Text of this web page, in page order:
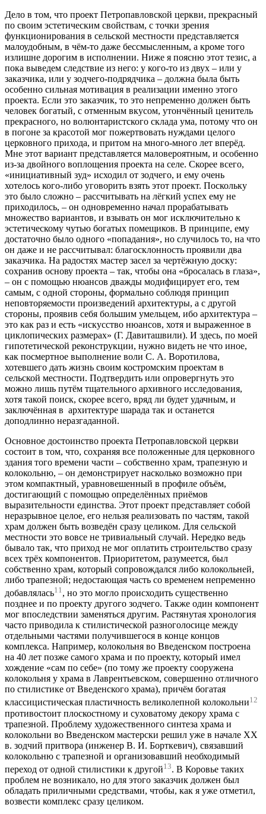
Дело в том, что проект Петропавловской церкви, прекрасный
по своим эстетическим свойствам, с точки зрения
функционирования в сельской местности представляется
малоудобным, в чём-то даже бессмысленным, а кроме того
излишне дорогим в исполнении. Ниже я поясню этот тезис, а
пока выведем следствие из него: у кого-то из двух – или у
заказчика, или у зодчего-подрядчика – должна была быть
особенно сильная мотивация в реализации именно этого
проекта. Если это заказчик, то это непременно должен быть
человек богатый, с отменным вкусом, утончённый ценитель
прекрасного, но волюнтаристского склада ума, потому что он
в погоне за красотой мог пожертвовать нуждами целого
церковного прихода, и притом на много-много лет вперёд.
Мне этот вариант представляется маловероятным, и особенно
из-за двойного воплощения проекта на селе. Скорее всего,
«инициативный зуд» исходил от зодчего, и ему очень
хотелось кого-либо уговорить взять этот проект. Поскольку
это было сложно – рассчитывать на лёгкий успех ему не
приходилось, – он одновременно начал прорабатывать
множество вариантов, и взывать он мог исключительно к
эстетическому чутью богатых помещиков. В принципе, ему
достаточно было одного «попадания», но случилось то, на что
он даже и не рассчитывал: благосклонность проявили два
заказчика. На радостях мастер засел за чертёжную доску:
сохранив основу проекта – так, чтобы она «бросалась в глаза»,
– он с помощью нюансов дважды модифицирует его, тем
самым, с одной стороны, формально соблюдя принцип
неповторяемости произведений архитектуры, а с другой
стороны, проявив себя большим умельцем, ибо архитектура –
это как раз и есть «искусство нюансов, хотя и выраженное в
циклопических размерах» (Г. Давиташвили). И здесь, по моей
гипотетической реконструкции, нужно видеть не что иное,
как посмертное выполнение воли С. А. Воротилова,
хотевшего дать жизнь своим костромским проектам в
сельской местности. Подтвердить или опровергнуть это
можно лишь путём тщательного архивного исследования,
хотя такой поиск, скорее всего, вряд ли будет удачным, и
заключённая в архитектуре шарада так и останется
доподлинно неразгаданной.
Основное достоинство проекта Петропавловской церкви
состоит в том, что, сохраняя все положенные для церковного
здания того времени части – собственно храм, трапезную и
колокольню, – он демонстрирует насколько возможно при
этом компактный, уравновешенный в профиле объём,
достигающий с помощью определённых приёмов
выразительности единства. Этот проект представляет собой
неразрывное целое, его нельзя реализовать по частям, такой
храм должен быть возведён сразу целиком. Для сельской
местности это вовсе не тривиальный случай. Нередко ведь
бывало так, что приход не мог оплатить строительство сразу
всех трёх компонентов. Приоритетом, разумеется, был
собственно храм, который сопровождался либо колокольней,
либо трапезной; недостающая часть со временем непременно
добавлялась11 , но это могло происходить существенно
позднее и по проекту другого зодчего. Также один компонент
мог впоследствии заменяться другим. Растянутая хронология
часто приводила к стилистической разноголосице между
отдельными частями получившегося в конце концов
комплекса. Например, колокольня во Введенском построена
на 40 лет позже самого храма и по проекту, который имел
хождение «сам по себе» (по тому же проекту сооружена
колокольня у храма в Лаврентьевском, совершенно отличного
по стилистике от Введенского храма), причём богатая
классицистическая пластичность великолепной колокольни12
противостоит плоскостному и суховатому декору храма с
трапезной. Проблему художественного синтеза храма и
колокольни во Введенском мастерски решил уже в начале XX
в. зодчий притвора (инженер В. И. Борткевич), связавший
колокольню с трапезной и организовавший необходимый
переход от одной стилистики к другой13. В Коровье таких
проблем не возникало, но для этого заказчик должен был
обладать приличными средствами, чтобы, как я уже отметил,
возвести комплекс сразу целиком.